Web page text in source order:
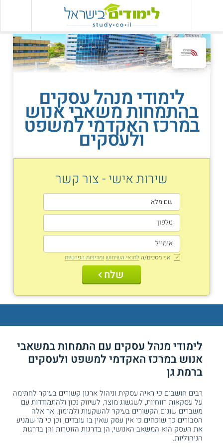
לימודי מנהל עסקים
בהתמחות משאבי אנוש
במרכז האקדמי למשפט
ולעסקים
שירות אישי - צור קשר
אני מסכים/ה לתנאי השימוש ומדיניות הפרטיות
שלח
לימודי מנהל עסקים עם התמחות במשאבי
אנוש במרכז האקדמי למשפט ולעסקים
ברמת גן
רבים חושבים כי ראיה עסקית וניהול ארגון קשורים בעיקר לחתימה
על עסקאות רווחיות, לשגשוג מוצר, לשיווק נכון ולהתמודדות עם
משברים שונים הקשורים בעיקר להשקעות ולמימון. אך אלה
הסבורים כך שוכחים כי אין עסק שאין בו עובדים, וכן כי מי שמניע
את העסק הוא המשאב האנושי, הן בדרגות הזוטרות והן בדרגות
הניהוליות.